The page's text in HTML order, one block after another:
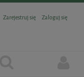
Zarejestruj się Zaloguj się